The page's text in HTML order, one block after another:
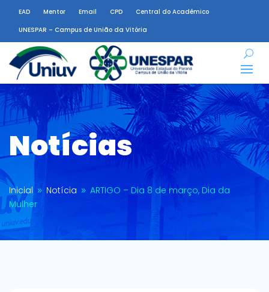
EAD Mentor Email CPD
Central do Acadêmico
UNESPAR – Campus de União da Vitória
Notícias
Inicial 9 Notícia 9 ARTIGO – Dia 8 de março, Dia da
Mulher